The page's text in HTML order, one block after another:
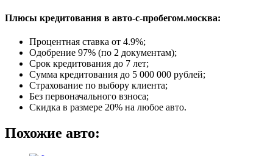
Плюсы кредитования в авто-с-пробегом.москва:
Процентная ставка от 4.9%;
Одобрение 97% (по 2 документам);
Срок кредитования до 7 лет;
Сумма кредитования до 5 000 000 рублей;
Страхование по выбору клиента;
Без первоначального взноса;
Скидка в размере 20% на любое авто.
Похожие авто: